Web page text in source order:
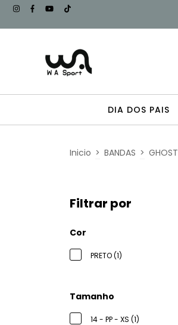
DIA DOS PAIS
Inicio > BANDAS > GHOST
Filtrar por
Cor
PRETO (1)
Tamanho
14 - PP - XS (1)